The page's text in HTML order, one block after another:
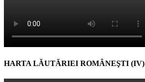
HARTA LĂUTĂRIEI ROMÂNEŞTI (IV)